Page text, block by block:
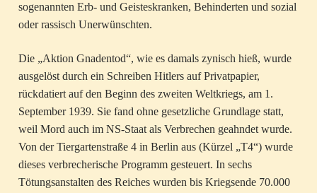
sogenannten Erb- und Geisteskranken, Behinderten und sozial
oder rassisch Unerwünschten.
Die „Aktion Gnadentod“, wie es damals zynisch hieß, wurde
ausgelöst durch ein Schreiben Hitlers auf Privatpapier,
rückdatiert auf den Beginn des zweiten Weltkriegs, am 1.
September 1939. Sie fand ohne gesetzliche Grundlage statt,
weil Mord auch im NS-Staat als Verbrechen geahndet wurde.
Von der Tiergartenstraße 4 in Berlin aus (Kürzel „T4“) wurde
dieses verbrecherische Programm gesteuert. In sechs
Tötungsanstalten des Reiches wurden bis Kriegsende 70.000